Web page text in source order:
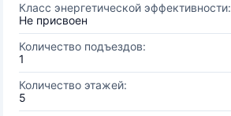
Класс энергетической эффективности:
Не присвоен
Количество подъездов:
1
Количество этажей:
5